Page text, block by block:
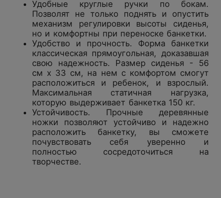
Удобные круглые ручки по бокам.
Позволят не только поднять и опустить
механизм регулировки высоты сиденья,
но и комфортны при переноске банкетки.
Удобство и прочность. Форма банкетки
классическая прямоугольная, доказавшая
свою надежность. Размер сиденья - 56
см х 33 см, на нем с комфортом смогут
расположиться и ребенок, и взрослый.
Максимальная статичная нагрузка,
которую выдерживает банкетка 150 кг.
Устойчивость. Прочные деревянные
ножки позволяют устойчиво и надежно
расположить банкетку, вы сможете
почувствовать себя уверенно и
полностью сосредоточиться на
творчестве.